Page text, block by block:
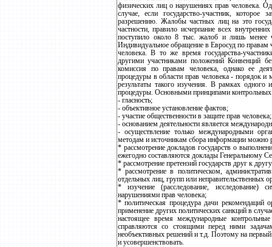
физических лиц о нарушениях прав человека.
случае, если государство-участник, которое
разрешению. Жалобы частных лиц на это
частности, правило исчерпание всех
поступило около 8 тыс. жалоб и лишь менее
Индивидуальное обращение в Евросуд по правам
человека. В то же время государства-
другими участниками положений Конвенций
комиссия по правам человека, однако ее
процедуры в области прав человека - порядок
результаты такого изучения. В рамках одного
процедуры. Основными принципами
- гласность;
- объективное установление фактов;
- участие общественности в защите прав человека;
- основанием деятельности является
- осуществление только международными
методам и источникам сбора информации можно
* рассмотрение докладов государств о
ежегодно составляются доклады Генеральному
* рассмотрение претензий государств друг к
* рассмотрение в политическом,
отдельных лиц, групп или неправительственных
* изучение (расследование, исследование)
нарушениями прав человека;
* политическая процедура дачи рекомендаций
применение других политических санкций в
настоящее время международные
справляются со стоящими перед ними
необъективных решений и т.д. Поэтому на
и усовершенствовать.